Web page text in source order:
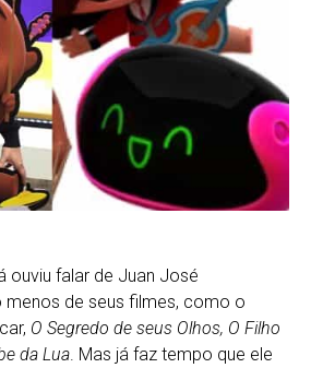
ouviu falar de Juan José
menos de seus filmes, como o
O Segredo de seus Olhos, O Filho
da Lua . Mas já faz tempo que ele